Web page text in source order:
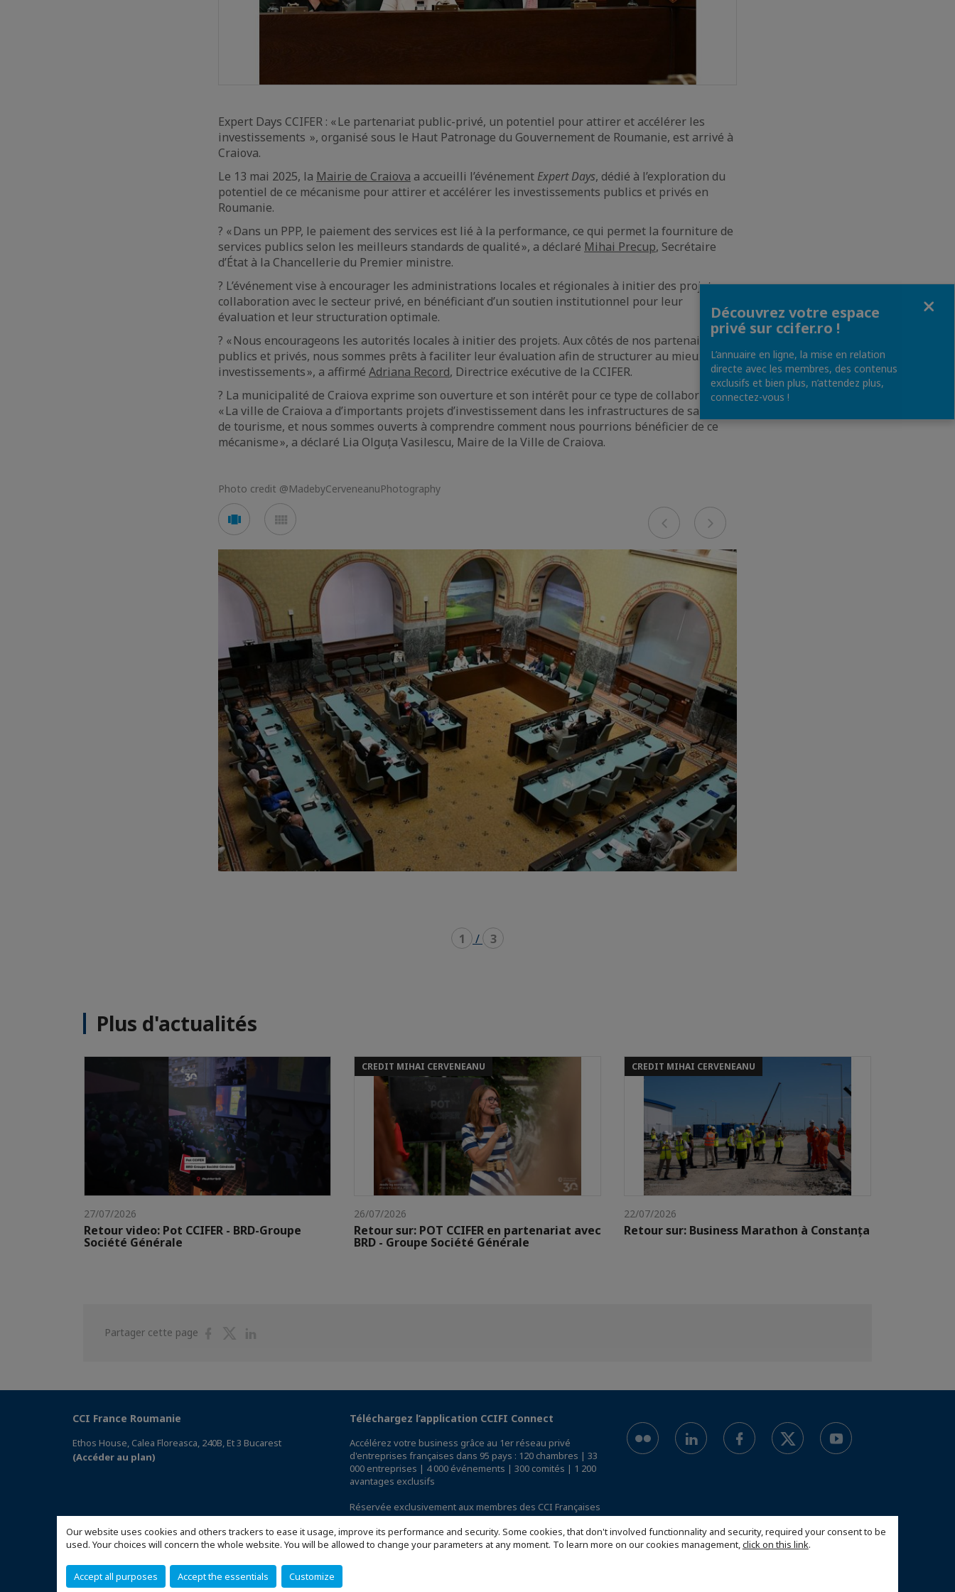
Our website uses cookies and others trackers to ease it usage, improve its performance and security. Some cookies, that don't involved functionnality and security, required your consent to be
used. Your choices will concern the whole website. You will be allowed to change your parameters at any moment. To learn more on our cookies management,click on this link.
Accept all purposes Accept the essentials Customize
Expert Days CCIFER : « Le partenariat public-privé, un potentiel pour attirer et accélérer les
investissements », organisé sous le Haut Patronage du Gouvernement de Roumanie, est arrivé à
Craiova.
Le 13 mai 2025, la Mairie de Craiova a accueilli l’événement Expert Days, dédié à l’exploration du
potentiel de ce mécanisme pour attirer et accélérer les investissements publics et privés en
Roumanie.
? « Dans un PPP, le paiement des services est lié à la performance, ce qui permet la fourniture de
services publics selon les meilleurs standards de qualité », a déclaré Mihai Precup, Secrétaire
d’État à la Chancellerie du Premier ministre.
? L’événement vise à encourager les administrations locales et régionales à initier des projets en
collaboration avec le secteur privé, en bénéficiant d’un soutien institutionnel pour leur
évaluation et leur structuration optimale.
? « Nous encourageons les autorités locales à initier des projets. Aux côtés de nos partenaires
publics et privés, nous sommes prêts à faciliter leur évaluation afin de structurer au mieux les
investissements », a affirmé Adriana Record, Directrice exécutive de la CCIFER.
? La municipalité de Craiova exprime son ouverture et son intérêt pour ce type de collaboration :
« La ville de Craiova a d’importants projets d’investissement dans les infrastructures de santé et
de tourisme, et nous sommes ouverts à comprendre comment nous pourrions bénéficier de ce
mécanisme », a déclaré Lia Olguța Vasilescu, Maire de la Ville de Craiova.
Photo credit @MadebyCerveneanuPhotography
Voir
en
en
mosaïque
Previous
1 / 3
Plus d'actualités
27/07/2026
Retour video: Pot CCIFER - BRD-Groupe
Société Générale
CREDIT MIHAI CERVENEANU
26/07/2026
Retour sur: POT CCIFER en partenariat avec
BRD - Groupe Société Générale
CREDIT MIHAI CERVENEANU
22/07/2026
Retour sur: Business Marathon à Constanța
Partager cette page
PartagerPartager
CCI France Roumanie
Ethos House, Calea Floreasca, 240B, Et 3 Bucarest
(Accéder au plan)
Téléchargez l’application CCIFI Connect
Accélérez votre business grâce au 1er réseau privé
d'entreprises françaises dans 95 pays : 120 chambres | 33
000 entreprises | 4 000 événements | 300 comités | 1 200
avantages exclusifs
Réservée exclusivement aux membres des CCI Françaises
à l'International,découvrez l'app CCIFI Connect.
Découvrez votre espace
privé sur ccifer.ro !
L’annuaire en ligne, la mise en relation
directe avec les membres, des contenus
exclusifs et bien plus, n’attendez plus,
connectez-vous !